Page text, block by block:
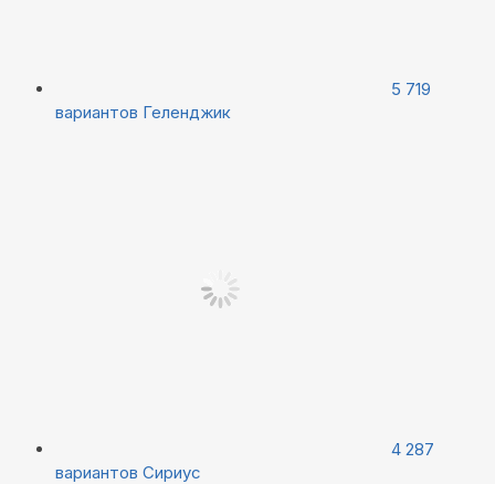
5 719
вариантов Геленджик
4 287
вариантов Сириус